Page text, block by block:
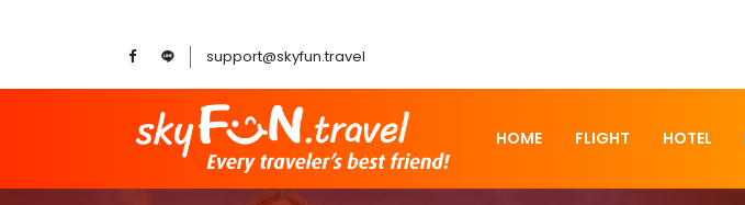
support@skyfun.travel
HOME FLIGHT HOTEL